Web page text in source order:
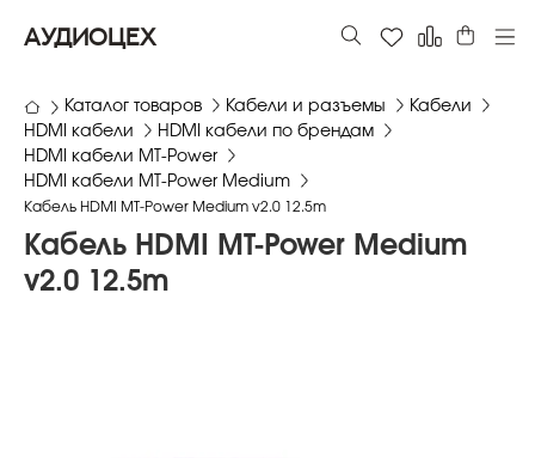
АУДИОЦЕХ
Каталог товаров Кабели и разъемы
Кабели
HDMI кабели
HDMI кабели по брендам
HDMI кабели MT-Power
HDMI кабели MT-Power Medium
Кабель HDMI MT-Power Medium v2.0 12.5m
Кабель HDMI MT-Power Medium
v2.0 12.5m